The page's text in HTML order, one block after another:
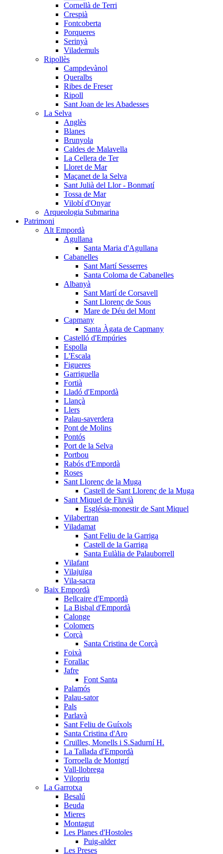
Cornellà de Terri
Crespià
Fontcoberta
Porqueres
Serinyà
Vilademuls
Ripollès
Campdevànol
Queralbs
Ribes de Freser
Ripoll
Sant Joan de les Abadesses
La Selva
Anglès
Blanes
Brunyola
Caldes de Malavella
La Cellera de Ter
Lloret de Mar
Maçanet de la Selva
Sant Julià del Llor - Bonmatí
Tossa de Mar
Vilobí d'Onyar
Arqueologia Submarina
Patrimoni
Alt Empordà
Agullana
Santa Maria d'Agullana
Cabanelles
Sant Martí Sesserres
Santa Coloma de Cabanelles
Albanyà
Sant Martí de Corsavell
Sant Llorenç de Sous
Mare de Déu del Mont
Capmany
Santa Àgata de Capmany
Castelló d'Empúries
Espolla
L'Escala
Figueres
Garriguella
Fortià
Lladó d'Empordà
Llançà
Llers
Palau-saverdera
Pont de Molins
Pontós
Port de la Selva
Portbou
Rabós d'Empordà
Roses
Sant Llorenç de la Muga
Castell de Sant Llorenç de la Muga
Sant Miquel de Fluvià
Església-monestir de Sant Miquel
Vilabertran
Viladamat
Sant Feliu de la Garriga
Castell de la Garriga
Santa Eulàlia de Palauborrell
Vilafant
Vilajuïga
Vila-sacra
Baix Empordà
Bellcaire d'Empordà
La Bisbal d'Empordà
Calonge
Colomers
Corçà
Santa Cristina de Corçà
Foixà
Forallac
Jafre
Font Santa
Palamós
Palau-sator
Pals
Parlavà
Sant Feliu de Guíxols
Santa Cristina d'Aro
Cruïlles, Monells i S.Sadurní H.
La Tallada d'Empordà
Torroella de Montgrí
Vall-llobrega
Vilopriu
La Garrotxa
Besalú
Beuda
Mieres
Montagut
Les Planes d'Hostoles
Puig-alder
Les Preses